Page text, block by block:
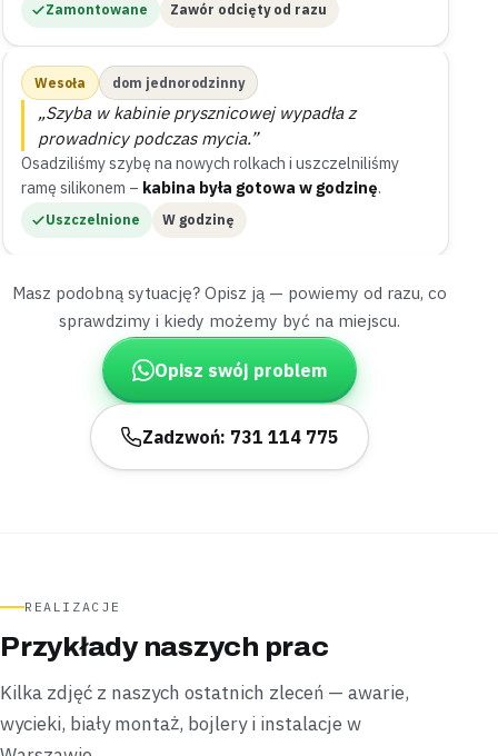
Zamontowane Zawór odcięty od razu
Wesoła dom jednorodzinny
„Szyba w kabinie prysznicowej wypadła z
prowadnicy podczas mycia.”
Osadziliśmy szybę na nowych rolkach i uszczelniliśmy
ramę silikonem – kabina była gotowa w godzinę.
Uszczelnione W godzinę
Kałuszyn dom z hydroforem
„W nocy hydrofor sam się załączał, choć krany
były pozakręcane.”
Znaleźliśmy mikroprzeciek na starym podejściu i
wymieniliśmy uszczelkę wraz ze śrubunkiem –problem
zniknął po jednej wizycie
Uszczelnione
Wymieniliśmy uszkodzoną grzałkę i sprawdziliśmy zawór
bezpieczeństwa, nie ruszając obudowy wnękowej –
ciepła woda wróciła bez rozbierania zabudowy
Zamontowane Bez rozbierania zabudowy
Masz podobną sytuację? Opisz ją — powiemy od razu, co
sprawdzimy i kiedy możemy być na miejscu.
Opisz swój problem
Zadzwoń: 731 114 775
REALIZACJE
Przykłady naszych prac
Kilka zdjęć z naszych ostatnich zleceń — awarie,
wycieki, biały montaż, bojlery i instalacje w